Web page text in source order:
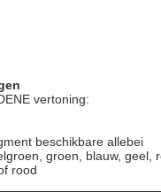
vertoning:
beschikbare allebei
groen, blauw, geel,
rood